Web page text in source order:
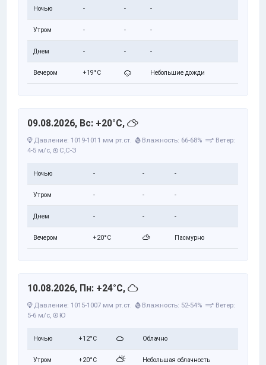
Ночью - - -
Утром - - -
Днем - - -
Вечером +19°C Небольшие дожди
09.08.2026, Вс: +20°C,
Давление: 1019-1011 мм рт.ст. Влажность: 66-68%
Ветер:
4-5 м/с, С,С-З
Ночью - - -
Утром - - -
Днем - - -
Вечером +20°C Пасмурно
10.08.2026, Пн: +24°C,
Давление: 1015-1007 мм рт.ст. Влажность: 52-54%
Ветер:
5-6 м/с, Ю
Ночью +12°C Облачно
Утром +20°C Небольшая облачность